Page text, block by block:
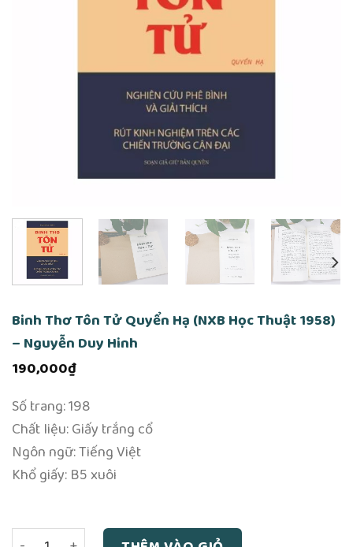
Binh Thơ Tôn Tử Quyển Hạ (NXB Học Thuật 1958)
– Nguyễn Duy Hinh
190,000₫
Số trang: 198
Chất liệu: Giấy trắng cổ
Ngôn ngữ: Tiếng Việt
Khổ giấy: B5 xuôi
Binh Thơ Tôn Tử Quyển Hạ (NXB Học Thuật 1958) -